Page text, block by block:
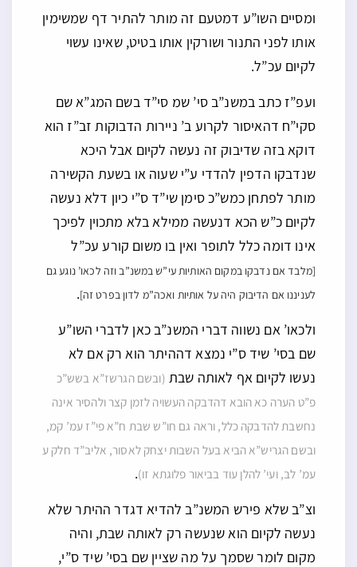
ומסיים השו”ע דמטעם זה מותר להתיר דף שמשימין
אותו לפני התנור ושורקין אותו בטיט, שאינו עשוי
לקיום עכ”ל.
ועפ”ז כתב במשנ”ב סי’ שמ סי”ד בשם המג”א שם
סקי”ח דהאיסור לקרוע ב’ ניירות הדבוקות זב”ז הוא
דוקא בזה שדיבוק זה נעשה לקיום אבל היכא
שנדבקו הדפין להדדי ע”י שעוה או בשעת הקשירה
מותר לפתחן כמש”כ סימן שי”ד ס”י כיון דלא נעשה
לקיום כ”ש הכא דנעשה ממילא בלא מתכוין לפיכך
אינו דומה כלל לתופר ואין בו משום קורע עכ”ל
[מלבד אם נדבקו במקום האותיות עי”ש במשנ”ב וזה לכאו’ נוגע גם
לעניננו אם הדיבוק היה על אותיות ואכה”מ לדון בפרט זה].
ולכאו’ אם נשווה דברי המשנ”ב כאן לדברי השו”ע
שם בסי’ שיד ס”י נמצא דההיתר הוא רק אם לא
נעשו לקיום אף לאותה שבת (ובשם הגרשז”א בשש”כ
פ”ט הערה כא הובא דהדבקה העשויה לזמן קצר ולהסיר אינה
נחשבת להדבקה כלל, וראה גם חו”ש שבת ח”א פי”ז עמ’ קמ,
ובשם הגריש”א הביא בעל השבות יצחק לאסור, אליב”ד חלק ע
עמ’ לב, ועי’ להלן עוד בביאור פלוגתא זו).
וצ”ב שלא פירש המשנ”ב להדיא דגדר ההיתר שלא
נעשה לקיום הוא שנעשה רק לאותה שבת, והיה
מקום לומר שסמך על מה שציין שם בסי’ שיד ס”י,